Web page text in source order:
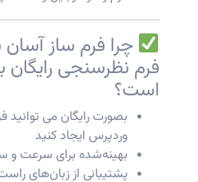
چرا فرم ساز آسان
فرم نظرسنجی رایگان
است؟
بصورت رایگان می
وردپرس ایجاد کنید
بهینه‌شده برای سرعت و